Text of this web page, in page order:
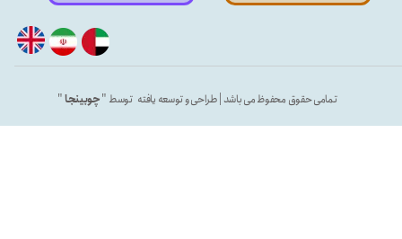
تمامی حقوق محفوظ می باشد | طراحی و توسعه یافته توسط "چوبینجا"